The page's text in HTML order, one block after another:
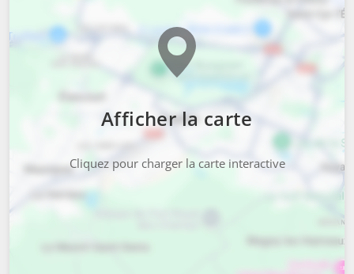
Afficher la carte
Cliquez pour charger la carte interactive